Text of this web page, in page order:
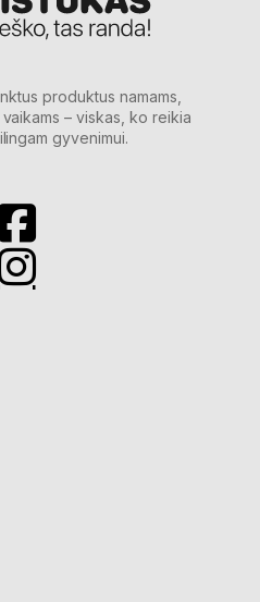
produktus namams,
– viskas, ko reikia
gyvenimui.